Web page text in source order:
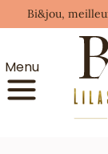
Bi&jou,
Menu